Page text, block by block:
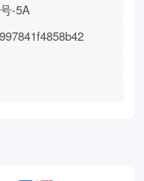
-5A